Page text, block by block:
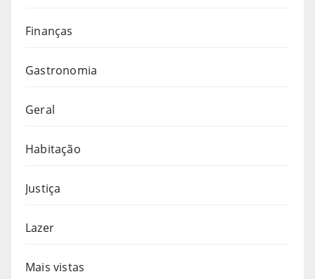
Finanças
Gastronomia
Geral
Habitação
Justiça
Lazer
Mais vistas